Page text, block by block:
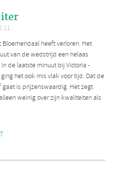
heeft verloren. Het
van de wedstrijd een helaas
de laatste minuut bij Victoria -
het ook mis vlak voor tijd. Dat de
is prijzenswaardig. Het zegt
weinig over zijn kwaliteiten als